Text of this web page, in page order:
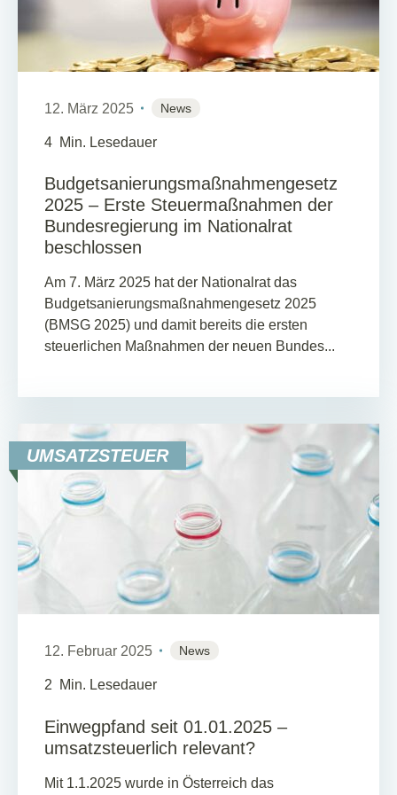
12. März 2025 News
4 Min. Lesedauer
Budgetsanierungsmaßnahmengesetz
2025 – Erste Steuermaßnahmen der
Bundesregierung im Nationalrat
beschlossen
Am 7. März 2025 hat der Nationalrat das
Budgetsanierungsmaßnahmengesetz 2025
(BMSG 2025) und damit bereits die ersten
steuerlichen Maßnahmen der neuen Bundes...
UMSATZSTEUER
12. Februar 2025 News
2 Min. Lesedauer
Einwegpfand seit 01.01.2025 –
umsatzsteuerlich relevant?
Mit 1.1.2025 wurde in Österreich das